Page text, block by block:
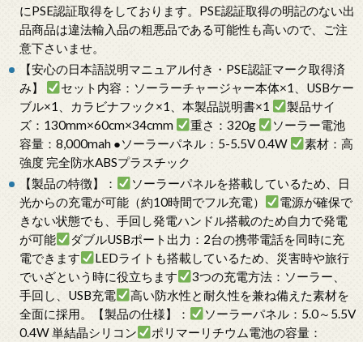
にPSE認証取得をしております。PSE認証取得の明記のない出
品商品は違法輸入品の粗悪品である可能性も高いので、ご注
意下さいませ。
【安心の日本語説明マニュアル付き・PSE認証マーク取得済
み】
セット内容：ソーラーチャージャー本体×1、USBケー
ブル×1、カラビナフック×1、本製品説明書×1
製品サイ
ズ：130mm×60cm×34cmm
重さ：320g
ソーラー電池
容量：8,000mah ●ソーラーパネル：5-5.5V 0.4W
素材：高
強度 完全防水ABSプラスチック
【製品の特徴】：
ソーラーパネルを搭載しているため、日
光からの充電が可能（約10時間でフル充電）
電源が確保で
きない状態でも、手回し発電ハンドル搭載のため自力で発電
が可能
ダブルUSBポート出力：2台の携帯電話を同時に充
電できます
LEDライトも搭載しているため、災害時や旅行
でいざという時に役立ちます
3つの充電方法：ソーラー、
手回し、USB充電
高い防水性と耐久性を兼ね備えた素材を
全面に採用。【製品の仕様】：
ソーラーパネル：5.0～5.5V
0.4W 単結晶シリコン
ポリマーリチウム電池の容量：